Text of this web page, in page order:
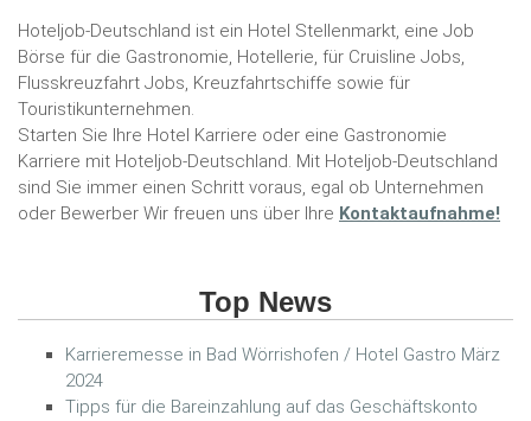
Hoteljob-Deutschland ist ein Hotel Stellenmarkt, eine Job
Börse für die Gastronomie, Hotellerie, für Cruisline Jobs,
Flusskreuzfahrt Jobs, Kreuzfahrtschiffe sowie für
Touristikunternehmen.
Starten Sie Ihre Hotel Karriere oder eine Gastronomie
Karriere mit Hoteljob-Deutschland. Mit Hoteljob-Deutschland
sind Sie immer einen Schritt voraus, egal ob Unternehmen
oder Bewerber Wir freuen uns über Ihre Kontaktaufnahme!
Top News
Karrieremesse in Bad Wörrishofen / Hotel Gastro März
2024
Tipps für die Bareinzahlung auf das Geschäftskonto